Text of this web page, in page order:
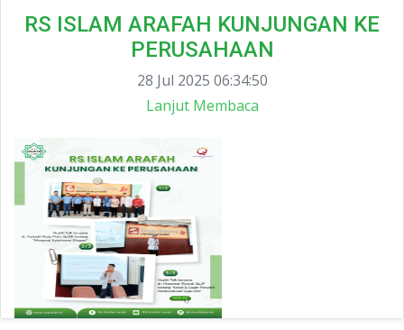
RS ISLAM ARAFAH KUNJUNGAN KE
PERUSAHAAN
28 Jul 2025 06:34:50
Lanjut Membaca